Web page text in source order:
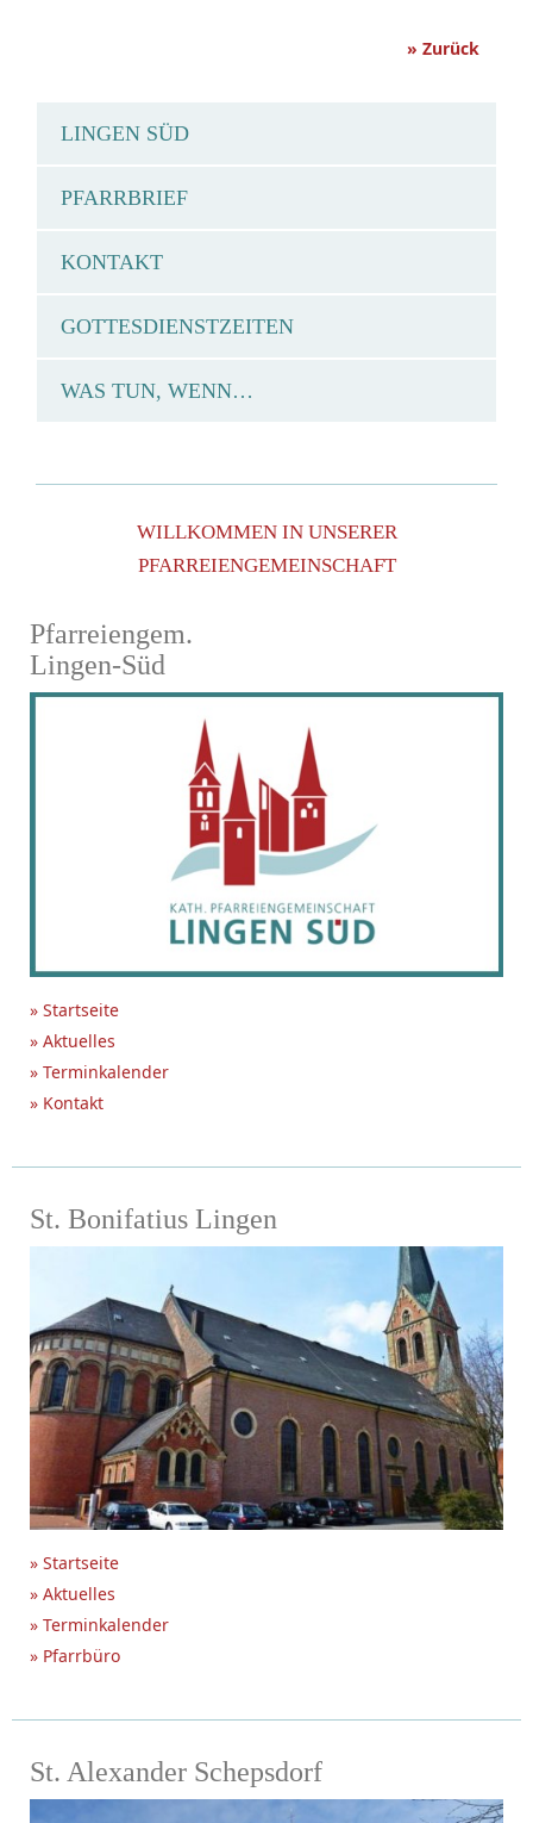
» Zurück
LINGEN SÜD
PFARRBRIEF
KONTAKT
GOTTESDIENSTZEITEN
WAS TUN, WENN…
WILLKOMMEN IN UNSERER
PFARREIENGEMEINSCHAFT
Pfarreiengem.
Lingen-Süd
» Startseite
» Aktuelles
» Terminkalender
» Kontakt
St. Bonifatius Lingen
» Startseite
» Aktuelles
» Terminkalender
» Pfarrbüro
St. Alexander Schepsdorf